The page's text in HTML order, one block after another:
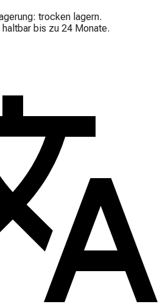
trocken lagern.
bis zu 24 Monate.